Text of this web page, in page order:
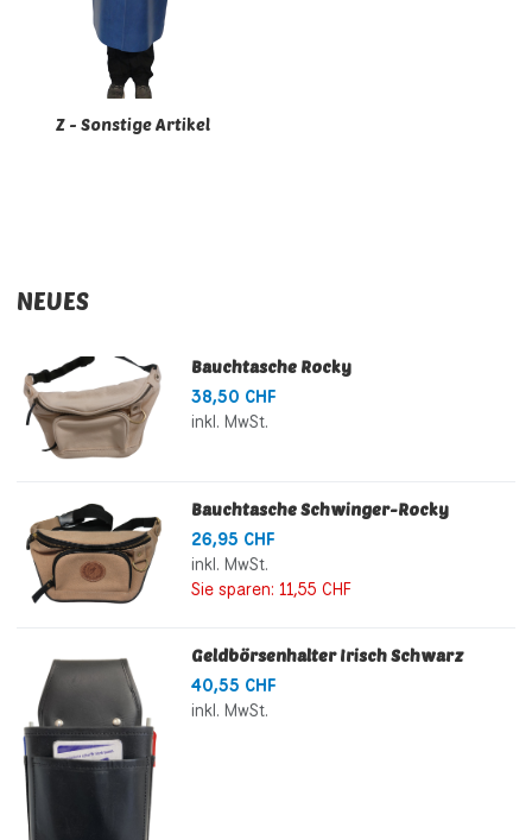
Z - Sonstige Artikel
NEUES
Bauchtasche Rocky
38,50 CHF
inkl. MwSt.
Bauchtasche Schwinger-Rocky
26,95 CHF
inkl. MwSt.
Sie sparen: 11,55 CHF
Geldbörsenhalter Irisch Schwarz
40,55 CHF
inkl. MwSt.